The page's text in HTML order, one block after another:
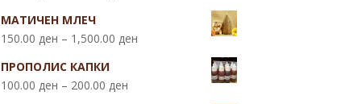
МАТИЧЕН МЛЕЧ
150.00 ден – 1,500.00 ден
ПРОПОЛИС КАПКИ
100.00 ден – 200.00 ден